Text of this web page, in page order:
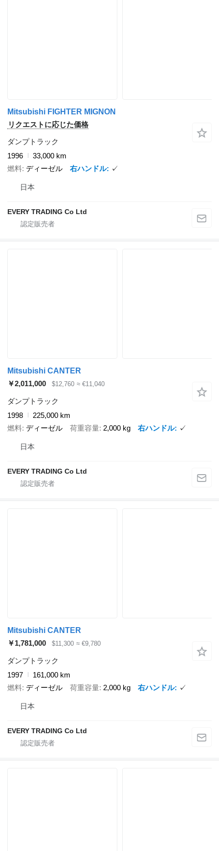
Mitsubishi FIGHTER MIGNON
リクエストに応じた価格
ダンプトラック
1996
33,000 km
燃料 ディーゼル 右ハンドル ✓
日本
EVERY TRADING Co Ltd
Mitsubishi CANTER
￥2,011,000
$12,760 ≈ €11,040
ダンプトラック
1998
225,000 km
燃料 ディーゼル 荷重容量 2,000 kg 右ハンドル ✓
日本
EVERY TRADING Co Ltd
Mitsubishi CANTER
￥1,781,000
$11,300 ≈ €9,780
ダンプトラック
1997
161,000 km
燃料 ディーゼル 荷重容量 2,000 kg 右ハンドル ✓
日本
EVERY TRADING Co Ltd